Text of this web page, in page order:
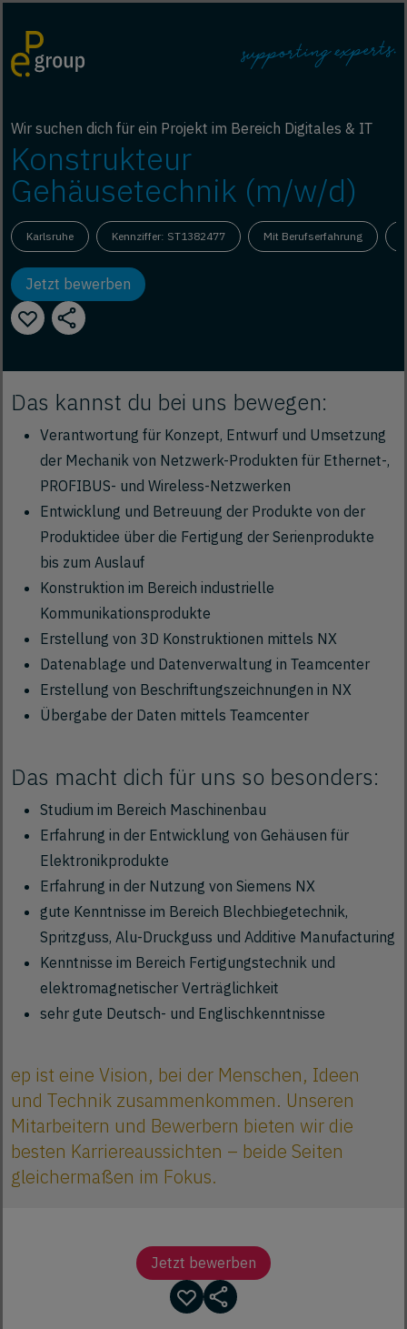
Wir suchen dich für ein Projekt im Bereich Digitales & IT
Konstrukteur
Gehäusetechnik (m/w/d)
Karlsruhe Kennziffer: ST1382477 Mit Berufserfahrung
Jetzt bewerben
Das kannst du bei uns bewegen:
Verantwortung für Konzept, Entwurf und Umsetzung
der Mechanik von Netzwerk-Produkten für Ethernet-,
PROFIBUS- und Wireless-Netzwerken
Entwicklung und Betreuung der Produkte von der
Produktidee über die Fertigung der Serienprodukte
bis zum Auslauf
Konstruktion im Bereich industrielle
Kommunikationsprodukte
Erstellung von 3D Konstruktionen mittels NX
Datenablage und Datenverwaltung in Teamcenter
Erstellung von Beschriftungszeichnungen in NX
Übergabe der Daten mittels Teamcenter
Das macht dich für uns so besonders:
Studium im Bereich Maschinenbau
Erfahrung in der Entwicklung von Gehäusen für
Elektronikprodukte
Erfahrung in der Nutzung von Siemens NX
gute Kenntnisse im Bereich Blechbiegetechnik,
Spritzguss, Alu-Druckguss und Additive Manufacturing
Kenntnisse im Bereich Fertigungstechnik und
elektromagnetischer Verträglichkeit
sehr gute Deutsch- und Englischkenntnisse
ep ist eine Vision, bei der Menschen, Ideen
und Technik zusammenkommen. Unseren
Mitarbeitern und Bewerbern bieten wir die
besten Karriereaussichten – beide Seiten
gleichermaßen im Fokus.
Jetzt bewerben